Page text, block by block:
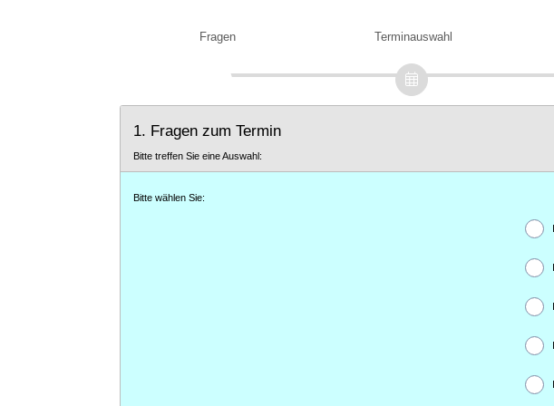
Fragen Terminauswahl
1. Fragen zum Termin
Bitte treffen Sie eine Auswahl:
Bitte wählen Sie: